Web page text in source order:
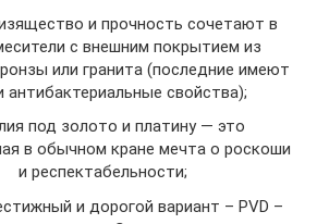
и прочность сочетают в
с внешним покрытием из
или гранита (последние имеют
антибактериальные свойства);
под золото и платину — это
в обычном кране мечта о роскоши
и респектабельности;
и дорогой вариант – PVD –